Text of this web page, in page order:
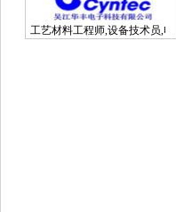
工艺材料工程师,设备技术员,电